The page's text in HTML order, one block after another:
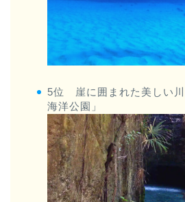
5位 崖に囲まれた美しい川
海洋公園」